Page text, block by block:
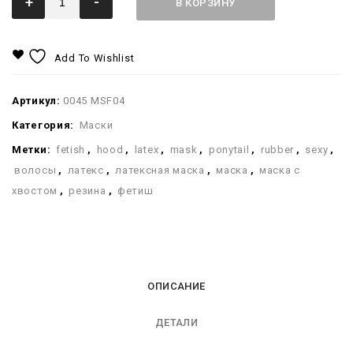
В КОРЗИНУ
Add To Wishlist
Артикул: 0045 MSF04
Категория: Маски
Метки: fetish , hood , latex , mask , ponytail , rubber , sexy ,
волосы , латекс , латексная маска , маска , маска с
хвостом , резина , фетиш
ОПИСАНИЕ
ДЕТАЛИ